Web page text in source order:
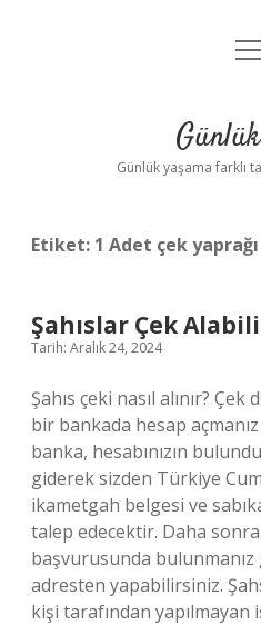
Yasal
Günlük yaşama farklı
Etiket: 1 Adet çek
Şahıslar Çek
Tarih: Aralık 24, 2024
Şahıs çeki nasıl alınır?
bir bankada hesap
banka, hesabınızın
giderek sizden Türkiye
ikametgah belgesi ve
talep edecektir. Daha
başvurusunda
adresten yapabilirsiniz.
kişi tarafından yapılmayan